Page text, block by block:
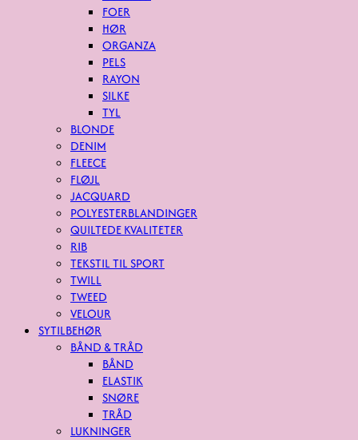
FOER
HØR
ORGANZA
PELS
RAYON
SILKE
TYL
BLONDE
DENIM
FLEECE
FLØJL
JACQUARD
POLYESTERBLANDINGER
QUILTEDE KVALITETER
RIB
TEKSTIL TIL SPORT
TWILL
TWEED
VELOUR
SYTILBEHØR
BÅND & TRÅD
BÅND
ELASTIK
SNØRE
TRÅD
LUKNINGER